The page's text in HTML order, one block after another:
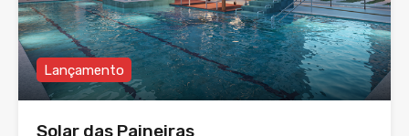
Lançamento
Solar das Paineiras